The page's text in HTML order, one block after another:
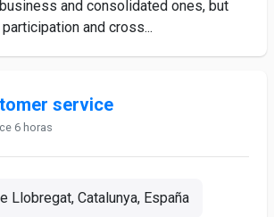
and consolidated ones, but
and cross...
service
6 horas
Llobregat, Catalunya, España